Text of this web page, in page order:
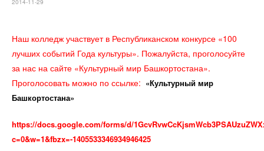
2014-11-29
Наш колледж участвует в Республиканском конкурсе «100
лучших событий Года культуры». Пожалуйста, проголосуйте
за нас на сайте «Культурный мир Башкортостана».
Проголосовать можно по ссылке: «Культурный мир
Башкортостана»
https://docs.google.com/forms/d/
c=0&w=1&fbzx=-1405533346934946425